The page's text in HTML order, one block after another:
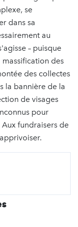
se
dans sa
au
– puisque
des
des collectes
la bannière de la
de visages
pour
fundraisers de